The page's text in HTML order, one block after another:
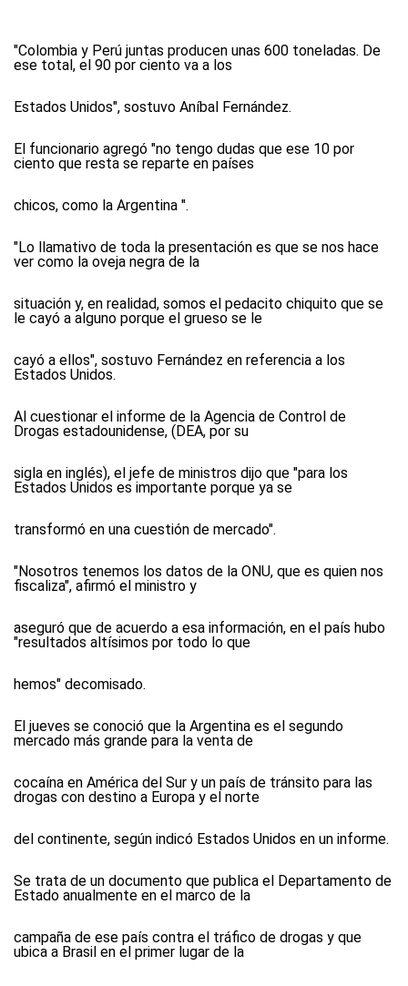
"Colombia y Perú juntas producen unas 600 toneladas. De
ese total, el 90 por ciento va a los
Estados Unidos", sostuvo Aníbal Fernández.
El funcionario agregó "no tengo dudas que ese 10 por
ciento que resta se reparte en países
chicos, como la Argentina ".
"Lo llamativo de toda la presentación es que se nos hace
ver como la oveja negra de la
situación y, en realidad, somos el pedacito chiquito que se
le cayó a alguno porque el grueso se le
cayó a ellos", sostuvo Fernández en referencia a los
Estados Unidos.
Al cuestionar el informe de la Agencia de Control de
Drogas estadounidense, (DEA, por su
sigla en inglés), el jefe de ministros dijo que "para los
Estados Unidos es importante porque ya se
transformó en una cuestión de mercado".
"Nosotros tenemos los datos de la ONU, que es quien nos
fiscaliza", afirmó el ministro y
aseguró que de acuerdo a esa información, en el país hubo
"resultados altísimos por todo lo que
hemos" decomisado.
El jueves se conoció que la Argentina es el segundo
mercado más grande para la venta de
cocaína en América del Sur y un país de tránsito para las
drogas con destino a Europa y el norte
del continente, según indicó Estados Unidos en un informe.
Se trata de un documento que publica el Departamento de
Estado anualmente en el marco de la
campaña de ese país contra el tráfico de drogas y que
ubica a Brasil en el primer lugar de la